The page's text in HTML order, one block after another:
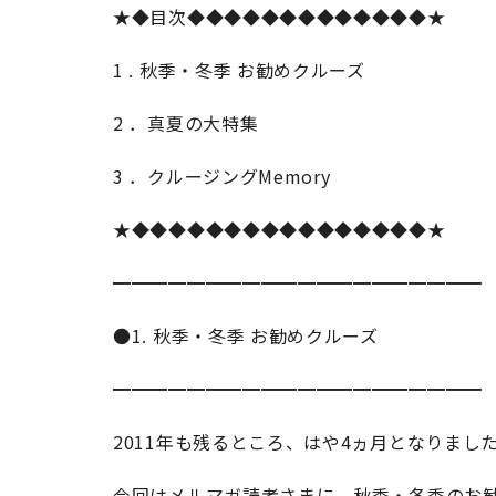
★◆目次◆◆◆◆◆◆◆◆◆◆◆◆◆★
1 . 秋季・冬季 お勧めクルーズ
2 ．真夏の大特集
3 ．クルージングMemory
★◆◆◆◆◆◆◆◆◆◆◆◆◆◆◆◆★
━━━━━━━━━━━━━━━━━━━━
●1. 秋季・冬季 お勧めクルーズ
━━━━━━━━━━━━━━━━━━━━
2011年も残るところ、はや4ヵ月となりまし